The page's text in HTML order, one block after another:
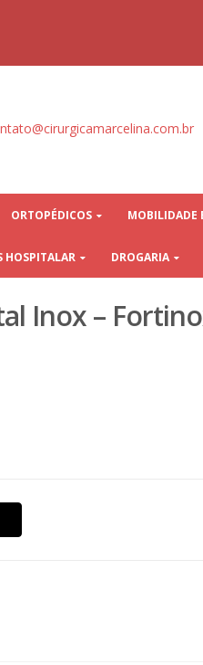
ORTOPÉDICOS MOBILIDADE
HOSPITALAR DROGARIA
Inox –